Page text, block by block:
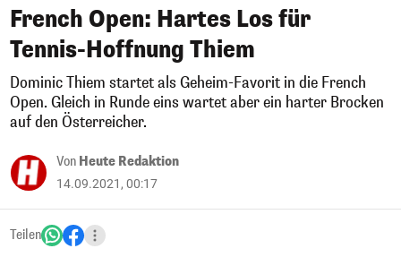
French Open: Hartes Los für
Tennis-Hoffnung Thiem
Dominic Thiem startet als Geheim-Favorit in die French
Open. Gleich in Runde eins wartet aber ein harter Brocken
auf den Österreicher.
Von Heute Redaktion
14.09.2021, 00:17
Teilen